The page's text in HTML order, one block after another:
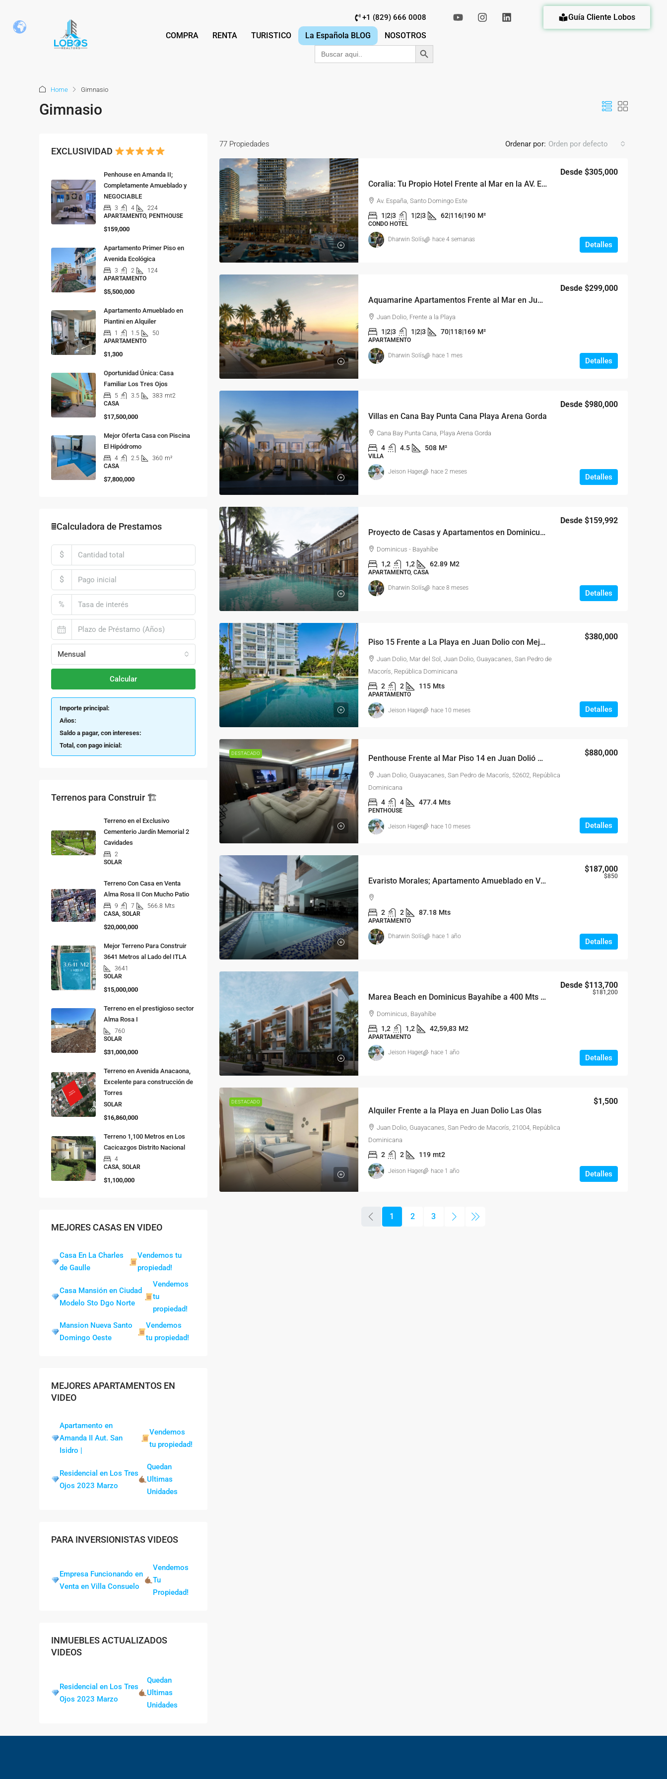
+1 (829) 666 0008
Guía Cliente Lobos
COMPRA
RENTA TURISTICO La Española BLOG
NOSOTROS
Buscar:
Botón de búsqueda
Home Gimnasio
Gimnasio
77 Propiedades Ordenar por: Orden por defecto
Coralia: Tu Propio Hotel Frente al Mar en la AV. España
Desde $305,000
Av. España, Santo Domingo Este
1|2|3 1|2|3 62|116|190 M²
CONDO HOTEL
Detalles
Dharwin Solís hace 4 semanas
Aquamarine Apartamentos Frente al Mar en Juan Dolio
Desde $299,000
Juan Dolio, Frente a la Playa
1|2|3 1|2|3 70|118|169 M²
APARTAMENTO
Detalles
Dharwin Solís hace 1 mes
Villas en Cana Bay Punta Cana Playa Arena Gorda
Desde $980,000
Cana Bay Punta Cana, Playa Arena Gorda
4 4.5 508 M²
VILLA
Detalles
Jeison Hager hace 2 meses
Proyecto de Casas y Apartamentos en Dominicus Bayahíbe
Desde $159,992
Dominicus - Bayahíbe
1,2 1,2 62.89 M2
APARTAMENTO, CASA
Detalles
Dharwin Solís hace 8 meses
Piso 15 Frente a La Playa en Juan Dolio con Mejor Vista del Caribe
$380,000
Juan Dolio, Mar del Sol, Juan Dolio, Guayacanes, San Pedro de
Macorís, República Dominicana
2 2 115 Mts
APARTAMENTO
Detalles
Jeison Hager hace 10 meses
DESTACADO
Penthouse Frente al Mar Piso 14 en Juan Dolió Las Olas
$880,000
Juan Dolio, Guayacanes, San Pedro de Macorís, 52602, República
Dominicana
4 4 477.4 Mts
PENTHOUSE
Detalles
Jeison Hager hace 10 meses
Evaristo Morales; Apartamento Amueblado en Venta Torre Con Amenidades
$187,000
$850
2 2 87.18 Mts
APARTAMENTO
Detalles
Dharwin Solís hace 1 año
Marea Beach en Dominicus Bayahíbe a 400 Mts de la Playa
Desde $113,700
$181,200
Dominicus, Bayahíbe
1,2 1,2 42,59,83 M2
APARTAMENTO
Detalles
Jeison Hager hace 1 año
DESTACADO
Alquiler Frente a la Playa en Juan Dolio Las Olas
$1,500
Juan Dolio, Guayacanes, San Pedro de Macorís, 21004, República
Dominicana
2 2 119 mt2
Detalles
Jeison Hager hace 1 año
1 2 3
EXCLUSIVIDAD
Penhouse en Amanda II;
Completamente Amueblado y
NEGOCIABLE
3 4
224
APARTAMENTO, PENTHOUSE
$159,000
Apartamento Primer Piso en
Avenida Ecológica
3 2
124
APARTAMENTO
$5,500,000
Apartamento Amueblado en
Piantini en Alquiler
1 1.5
50
APARTAMENTO
$1,300
Oportunidad Única: Casa
Familiar Los Tres Ojos
5 3.5 383 mt2
CASA
$17,500,000
Mejor Oferta Casa con Piscina
El Hipódromo
4 2.5 360 m²
CASA
$7,800,000
🖩Calculadora de Prestamos
$
$
%
Mensual
Calcular
Importe principal:
Años:
Saldo a pagar, con intereses:
Total, con pago inicial:
Terrenos para Construir 🏗
Terreno en el Exclusivo
Cementerio Jardín Memorial 2
Cavidades
2
SOLAR
Terreno Con Casa en Venta
Alma Rosa II Con Mucho Patio
9 7 566.8 Mts
CASA, SOLAR
$20,000,000
Mejor Terreno Para Construir
3641 Metros al Lado del ITLA
3641
SOLAR
$15,000,000
Terreno en el prestigioso sector
Alma Rosa I
760
SOLAR
$31,000,000
Terreno en Avenida Anacaona,
Excelente para construcción de
Torres
SOLAR
$16,860,000
Terreno 1,100 Metros en Los
Cacicazgos Distrito Nacional
4
CASA, SOLAR
$1,100,000
MEJORES CASAS EN VIDEO
Casa En La Charles
de Gaulle
Vendemos tu
propiedad!
Casa Mansión en Ciudad
Modelo Sto Dgo Norte
Vendemos
tu
propiedad!
Mansion Nueva Santo
Domingo Oeste
Vendemos
tu propiedad!
MEJORES APARTAMENTOS EN
VIDEO
Apartamento en
Amanda II Aut. San
Isidro |
Vendemos
tu propiedad!
Residencial en Los Tres
Ojos 2023 Marzo
Quedan
Ultimas
Unidades
PARA INVERSIONISTAS VIDEOS
Empresa Funcionando en
Venta en Villa Consuelo
Vendemos
Tu
Propiedad!
INMUEBLES ACTUALIZADOS
VIDEOS
Residencial en Los Tres
Ojos 2023 Marzo
Quedan
Ultimas
Unidades